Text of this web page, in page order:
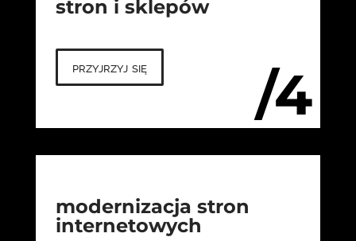
/4
stron i sklepów
przyjrzyj się
modernizacja stron
internetowych